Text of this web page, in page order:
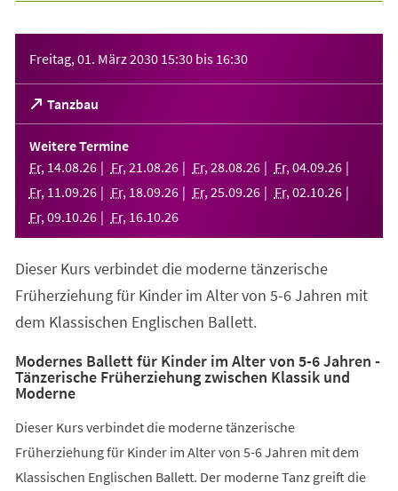
Freitag, 01. März 2030 15:30 bis 16:30
Tanzbau
(Öffnet
in
einem
neuen
Tab)
Weitere Termine
Fr, 14.08.26 Fr, 21 .08.26 Fr, 28.08.26 Fr, 04.09.26
Fr, 11 .09.26 Fr, 18.09.26 Fr, 25.09.26 Fr, 02.10.26
Fr, 09.10.26 Fr, 16.10.26
Dieser Kurs verbindet die moderne tänzerische
Früherziehung für Kinder im Alter von 5-6 Jahren mit
dem Klassischen Englischen Ballett.
Modernes Ballett für Kinder im Alter von 5-6 Jahren -
Tänzerische Früherziehung zwischen Klassik und
Moderne
Dieser Kurs verbindet die moderne tänzerische
Früherziehung für Kinder im Alter von 5-6 Jahren mit dem
Klassischen Englischen Ballett. Der moderne Tanz greift die